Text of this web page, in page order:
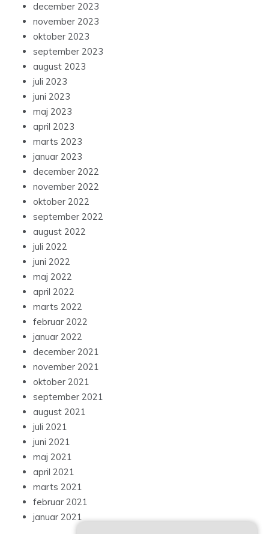
december 2023
november 2023
oktober 2023
september 2023
august 2023
juli 2023
juni 2023
maj 2023
april 2023
marts 2023
januar 2023
december 2022
november 2022
oktober 2022
september 2022
august 2022
juli 2022
juni 2022
maj 2022
april 2022
marts 2022
februar 2022
januar 2022
december 2021
november 2021
oktober 2021
september 2021
august 2021
juli 2021
juni 2021
maj 2021
april 2021
marts 2021
februar 2021
januar 2021